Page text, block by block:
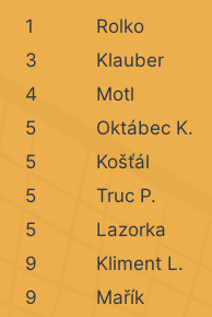
1
Rolko
3
Klauber
4
Motl
5
Oktábec K.
5
Košťál
5
Truc P.
5
Lazorka
9
Kliment L.
9
Mařík